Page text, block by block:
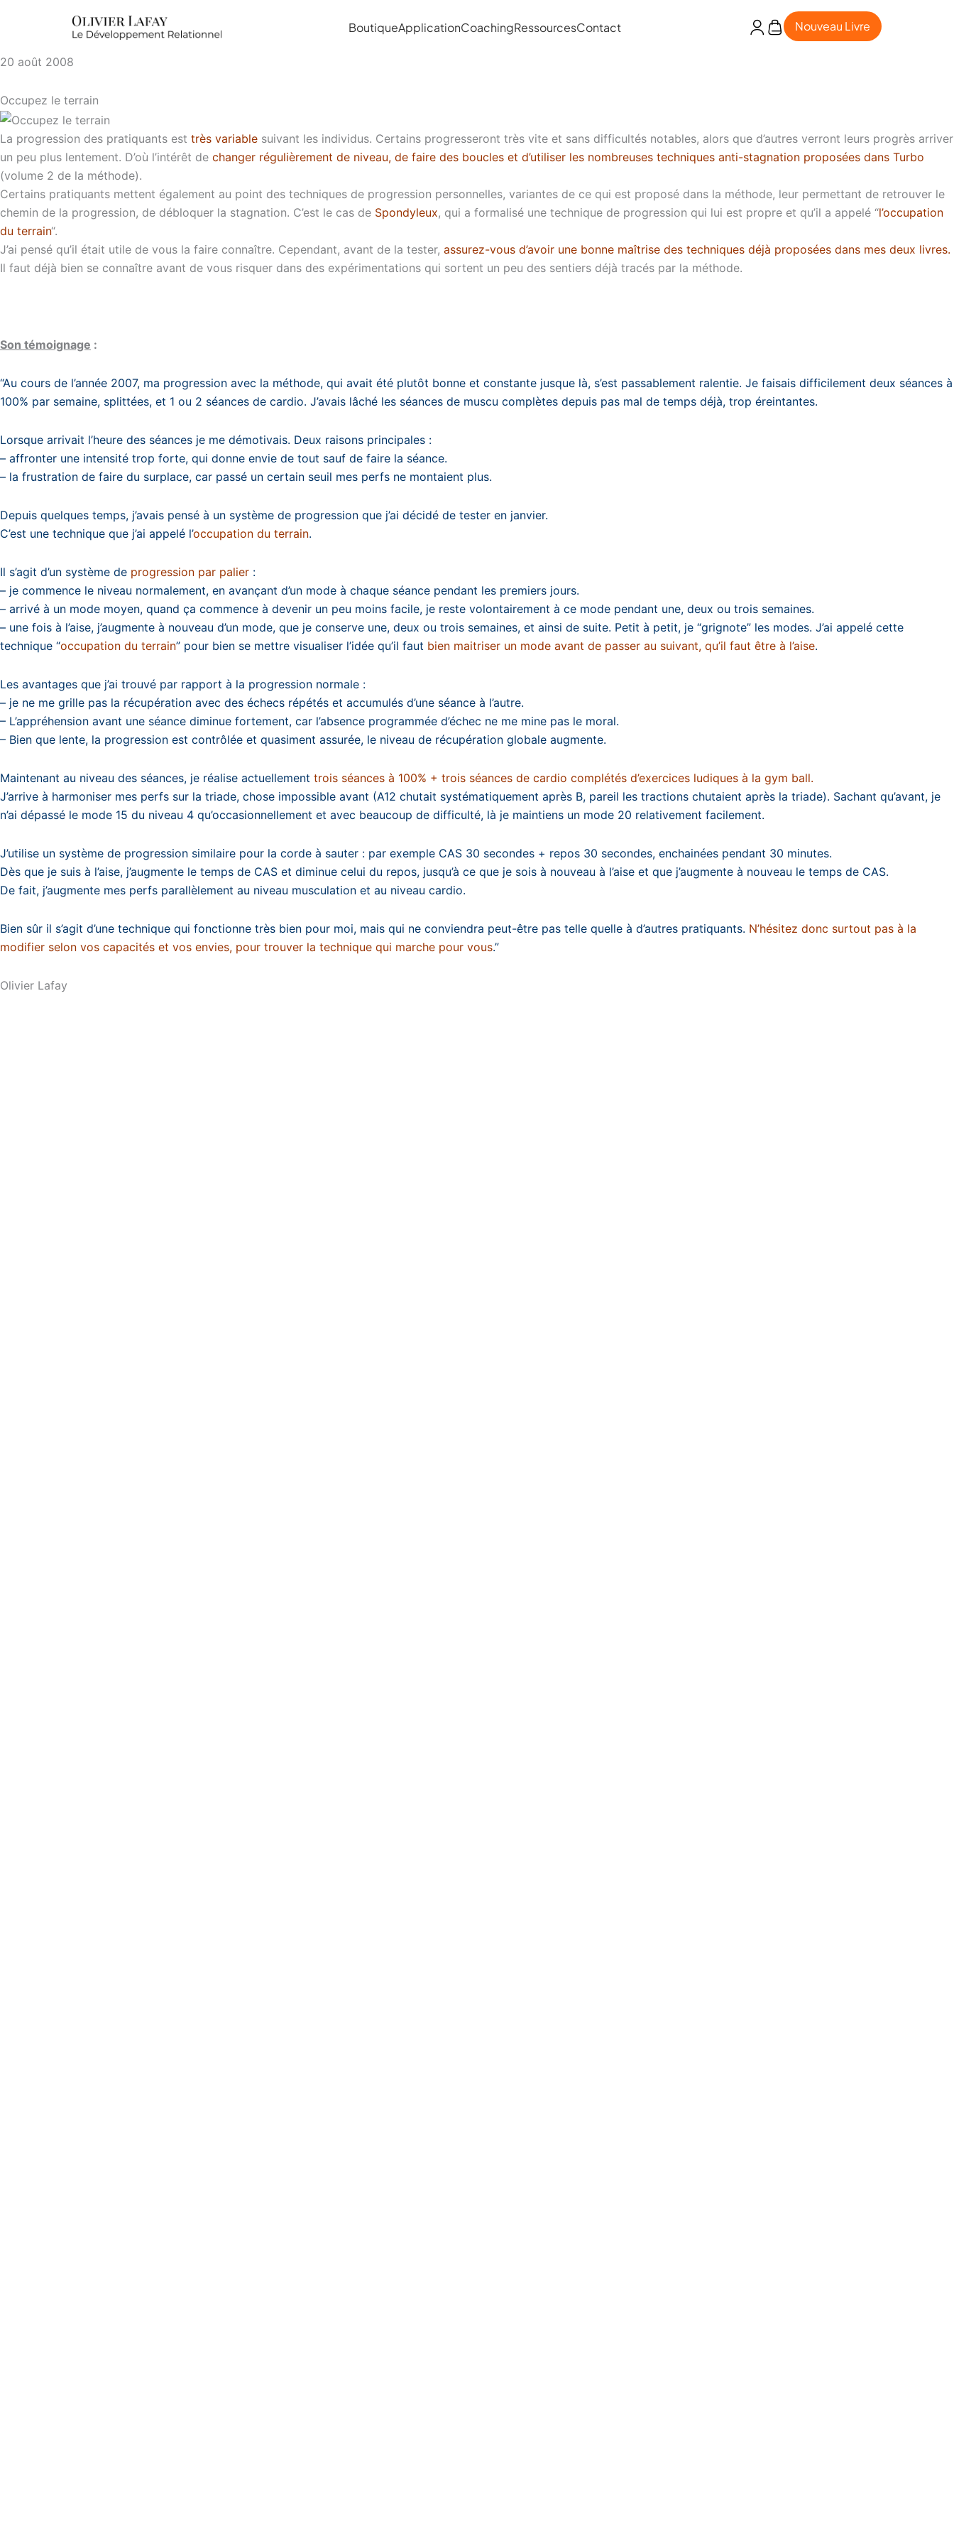
BoutiqueApplicationCoachingRessourcesContact Nouveau Livre
20 août 2008
Occupez le terrain
La progression des pratiquants est très variable suivant les individus. Certains progresseront très vite et sans difficultés notables, alors que d’autres verront leurs progrès arriver
un peu plus lentement. D’où l’intérêt de changer régulièrement de niveau, de faire des boucles et d’utiliser les nombreuses techniques anti-stagnation proposées dans Turbo
(volume 2 de la méthode).
Certains pratiquants mettent également au point des techniques de progression personnelles, variantes de ce qui est proposé dans la méthode, leur permettant de retrouver le
chemin de la progression, de débloquer la stagnation. C’est le cas de Spondyleux, qui a formalisé une technique de progression qui lui est propre et qu’il a appelé “l’occupation
du terrain“.
J’ai pensé qu’il était utile de vous la faire connaître. Cependant, avant de la tester, assurez-vous d’avoir une bonne maîtrise des techniques déjà proposées dans mes deux livres.
Il faut déjà bien se connaître avant de vous risquer dans des expérimentations qui sortent un peu des sentiers déjà tracés par la méthode.
Son témoignage :
“Au cours de l’année 2007, ma progression avec la méthode, qui avait été plutôt bonne et constante jusque là, s’est passablement ralentie. Je faisais difficilement deux séances à
100% par semaine, splittées, et 1 ou 2 séances de cardio. J’avais lâché les séances de muscu complètes depuis pas mal de temps déjà, trop éreintantes.
Lorsque arrivait l’heure des séances je me démotivais. Deux raisons principales :
– affronter une intensité trop forte, qui donne envie de tout sauf de faire la séance.
– la frustration de faire du surplace, car passé un certain seuil mes perfs ne montaient plus.
Depuis quelques temps, j’avais pensé à un système de progression que j’ai décidé de tester en janvier.
C’est une technique que j’ai appelé l’occupation du terrain.
Il s’agit d’un système de progression par palier :
– je commence le niveau normalement, en avançant d’un mode à chaque séance pendant les premiers jours.
– arrivé à un mode moyen, quand ça commence à devenir un peu moins facile, je reste volontairement à ce mode pendant une, deux ou trois semaines.
– une fois à l’aise, j’augmente à nouveau d’un mode, que je conserve une, deux ou trois semaines, et ainsi de suite. Petit à petit, je “grignote” les modes. J’ai appelé cette
technique “occupation du terrain” pour bien se mettre visualiser l’idée qu’il faut bien maitriser un mode avant de passer au suivant, qu’il faut être à l’aise.
Les avantages que j’ai trouvé par rapport à la progression normale :
– je ne me grille pas la récupération avec des échecs répétés et accumulés d’une séance à l’autre.
– L’appréhension avant une séance diminue fortement, car l’absence programmée d’échec ne me mine pas le moral.
– Bien que lente, la progression est contrôlée et quasiment assurée, le niveau de récupération globale augmente.
Maintenant au niveau des séances, je réalise actuellement trois séances à 100% + trois séances de cardio complétés d’exercices ludiques à la gym ball.
J’arrive à harmoniser mes perfs sur la triade, chose impossible avant (A12 chutait systématiquement après B, pareil les tractions chutaient après la triade). Sachant qu’avant, je
n’ai dépassé le mode 15 du niveau 4 qu’occasionnellement et avec beaucoup de difficulté, là je maintiens un mode 20 relativement facilement.
J’utilise un système de progression similaire pour la corde à sauter : par exemple CAS 30 secondes + repos 30 secondes, enchainées pendant 30 minutes.
Dès que je suis à l’aise, j’augmente le temps de CAS et diminue celui du repos, jusqu’à ce que je sois à nouveau à l’aise et que j’augmente à nouveau le temps de CAS.
De fait, j’augmente mes perfs parallèlement au niveau musculation et au niveau cardio.
Bien sûr il s’agit d’une technique qui fonctionne très bien pour moi, mais qui ne conviendra peut-être pas telle quelle à d’autres pratiquants. N’hésitez donc surtout pas à la
modifier selon vos capacités et vos envies, pour trouver la technique qui marche pour vous.”
Olivier Lafay